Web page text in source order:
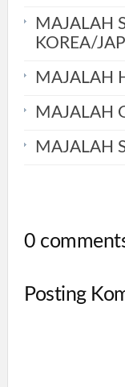
MAJALAH
KOREA/
MAJALAH
MAJALAH
MAJALAH
0
Posting